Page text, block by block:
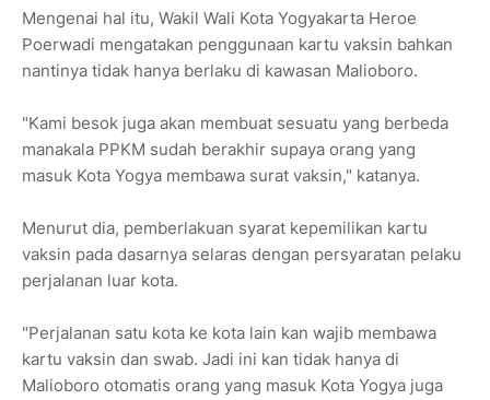
Mengenai hal itu, Wakil Wali Kota Yogyakarta Heroe
Poerwadi mengatakan penggunaan kartu vaksin bahkan
nantinya tidak hanya berlaku di kawasan Malioboro.
"Kami besok juga akan membuat sesuatu yang berbeda
manakala PPKM sudah berakhir supaya orang yang
masuk Kota Yogya membawa surat vaksin," katanya.
Menurut dia, pemberlakuan syarat kepemilikan kartu
vaksin pada dasarnya selaras dengan persyaratan pelaku
perjalanan luar kota.
"Perjalanan satu kota ke kota lain kan wajib membawa
kartu vaksin dan swab. Jadi ini kan tidak hanya di
Malioboro otomatis orang yang masuk Kota Yogya juga